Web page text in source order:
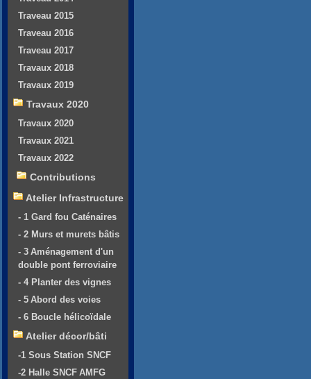
Traveau 2015
Traveau 2016
Traveau 2017
Travaux 2018
Travaux 2019
Travaux 2020
Travaux 2020
Travaux 2021
Travaux 2022
Contributions
Atelier Infrastructure
- 1 Gard fou Caténaires
- 2 Murs et murets bâtis
- 3 Aménagement d'un
double pont ferroviaire
- 4 Planter des vignes
- 5 Abord des voies
- 6 Boucle hélicoïdale
Atelier décor/bâti
-1 Sous Station SNCF
-2 Halle SNCF AMFG